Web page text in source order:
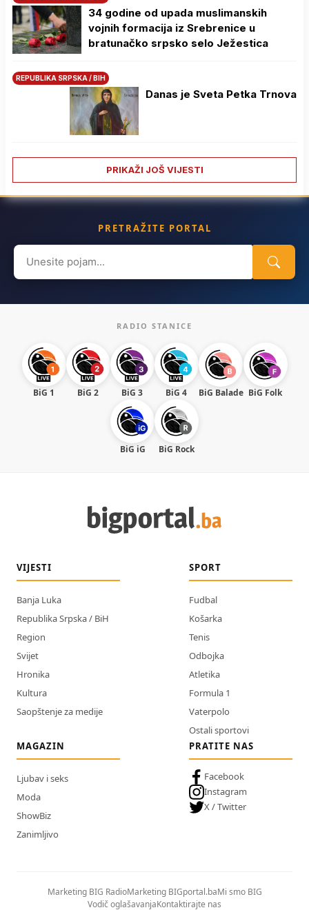
34 godine od upada muslimanskih
vojnih formacija iz Srebrenice u
bratunačko srpsko selo Јežestica
REPUBLIKA SRPSKA / BIH
Danas je Sveta Petka Trnova
PRIKAŽI JOŠ VIJESTI
PRETRAŽITE PORTAL
Search
for:
RADIO STANICE
BiG 1 BiG 2 BiG 3 BiG 4 BiG Balade BiG Folk
BiG iG BiG Rock
VIJESTI
Banja Luka
Republika Srpska / BiH
Region
Svijet
Hronika
Kultura
Saopštenje za medije
SPORT
Fudbal
Košarka
Tenis
Odbojka
Atletika
Formula 1
Vaterpolo
Ostali sportovi
MAGAZIN
Ljubav i seks
Moda
ShowBiz
Zanimljivo
PRATITE NAS
Facebook
Instagram
X / Twitter
Marketing BIG RadioMarketing BIGportal.baMi smo BIG
Vodič oglašavanjaKontaktirajte nas